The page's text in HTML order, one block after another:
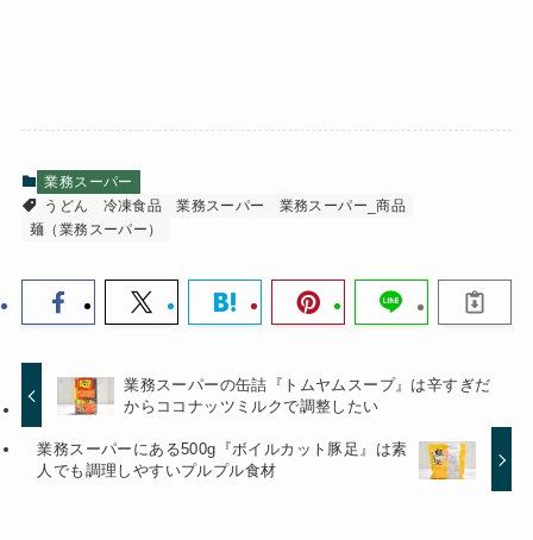
業務スーパー
うどん
冷凍食品 業務スーパー
業務スーパー_商品
麺（業務スーパー）
業務スーパーの缶詰『トムヤムスープ』は辛すぎだ
からココナッツミルクで調整したい
業務スーパーにある500g『ボイルカット豚足』は素
人でも調理しやすいプルプル食材